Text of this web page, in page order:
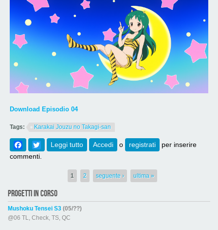
Download Episodio 04
Tags: Karakai Jouzu no Takagi-san
Facebook
Twitter
Leggi tutto su [691] Karakai Jouzu no Takagi-san S3
Episodio 04
Accedi o registrati
per inserire
commenti.
1 2 seguente › ultima »
PROGETTI IN CORSO
Mushoku Tensei S3(05/??)
@06 TL, Check, TS, QC